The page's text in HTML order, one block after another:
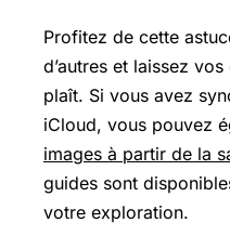
Profitez de cette
d’autres et laissez
plaît. Si vous avez
iCloud, vous pouvez
images à partir de la
guides sont
votre exploration.